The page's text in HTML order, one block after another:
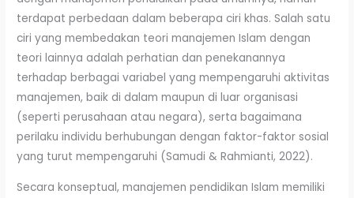
terdapat perbedaan dalam beberapa ciri khas. Salah satu
ciri yang membedakan teori manajemen Islam dengan
teori lainnya adalah perhatian dan penekanannya
terhadap berbagai variabel yang mempengaruhi aktivitas
manajemen, baik di dalam maupun di luar organisasi
(seperti perusahaan atau negara), serta bagaimana
perilaku individu berhubungan dengan faktor-faktor sosial
yang turut mempengaruhi (Samudi & Rahmianti, 2022).
Secara konseptual, manajemen pendidikan Islam memiliki